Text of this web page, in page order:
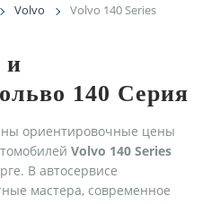
Volvo Volvo 140 Series
и
140 Серия
ориентировочные цены
Volvo 140 Series
В автосервисе
мастера, современное